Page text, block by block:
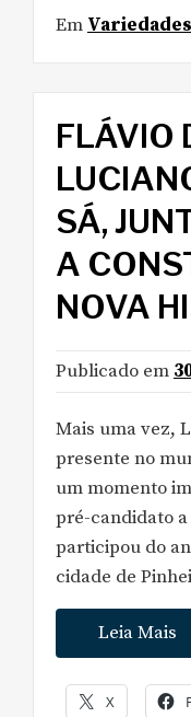
EmVariedades
FLÁVIO
SÁ,
A
NOVA
Publicado em
Mais uma vez,
presente no
um momento
pré-candidato
participou do
cidade de
Leia Mais
X